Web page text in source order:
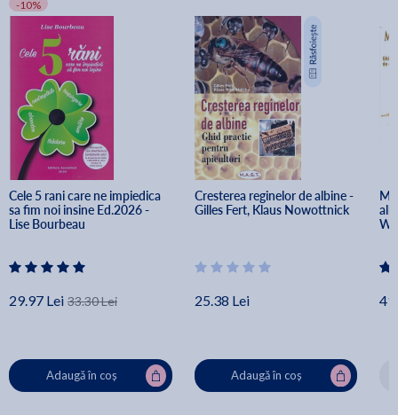
-10%
Cele 5 rani care ne impiedica
sa fim noi insine Ed.2026 -
Lise Bourbeau
29.97 Lei 33.30 Lei
Adaugă în coș
Cresterea reginelor de albine -
Gilles Fert, Klaus Nowottnick
25.38 Lei
Adaugă în coș